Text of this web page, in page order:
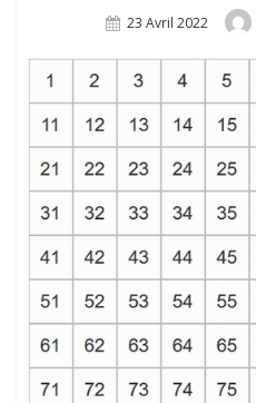
Posted
23 Avril 2022